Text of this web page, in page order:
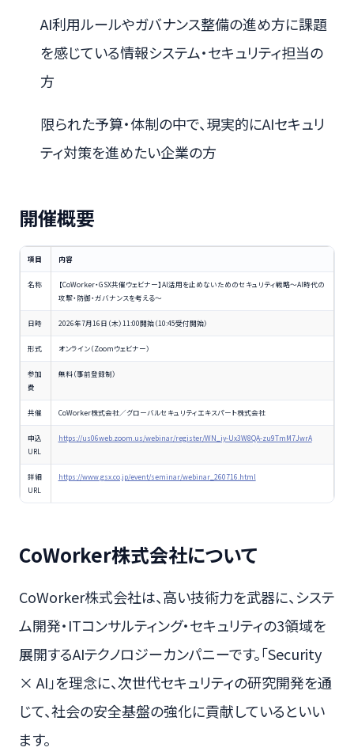
AI利用ルールやガバナンス整備の進め方に課題
を感じている情報システム・セキュリティ担当の
方
限られた予算・体制の中で、現実的にAIセキュリ
ティ対策を進めたい企業の方
開催概要
項目 内容
名称
【CoWorker・GSX共催ウェビナー】AI活用を止めないためのセキュリティ戦略〜AI時代の
攻撃・防御・ガバナンスを考える〜
日時 2026年7月16日（木）11:00開始（10:45受付開始）
形式 オンライン（Zoomウェビナー）
参加
費
無料（事前登録制）
共催 CoWorker株式会社／グローバルセキュリティエキスパート株式会社
申込
URL
https://us06web.zoom.us/webinar/register/WN_iy-Ux3W8QA-zu9TmM7JwrA
詳細
URL
https://www.gsx.co.jp/event/seminar/webinar_260716.html
CoWorker株式会社について
CoWorker株式会社は、高い技術力を武器に、システ
ム開発・ITコンサルティング・セキュリティの3領域を
展開するAIテクノロジーカンパニーです。「Security
× AI」を理念に、次世代セキュリティの研究開発を通
じて、社会の安全基盤の強化に貢献しているといい
ます。